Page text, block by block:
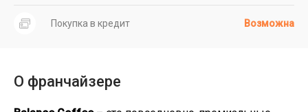
Покупка в кредит Возможна
О франчайзере